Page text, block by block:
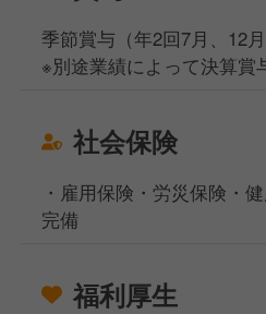
季節賞与（年2回7月、12月
※別途業績によって決算賞
社会保険
・雇用保険・労災保険・
完備
福利厚生